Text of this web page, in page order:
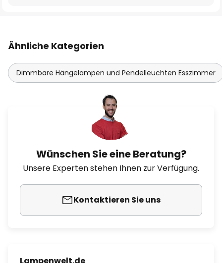
Ähnliche Kategorien
Dimmbare Hängelampen und Pendelleuchten Esszimmer
Wünschen Sie eine Beratung?
Unsere Experten stehen Ihnen zur Verfügung.
Kontaktieren Sie uns